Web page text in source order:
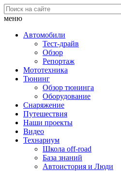
меню
Автомобили
Тест-драйв
Обзор
Репортаж
Мототехника
Тюнинг
Обзор тюнинга
Оборудование
Снаряжение
Путешествия
Наши проекты
Видео
Технариум
Школа off-road
База знаний
Автоистория и Люди